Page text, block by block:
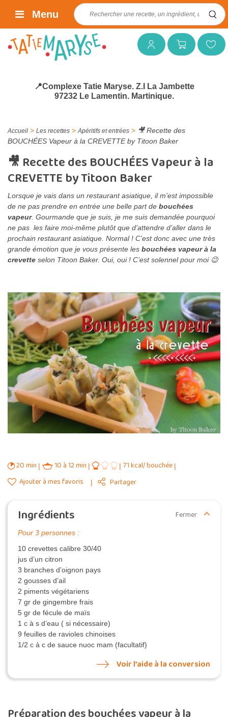
Mon compteMon panierMes favoris
Rechercher :
Menu
📍Complexe Tatie Maryse. Z.I La Jambette
97232 Le Lamentin. Martinique.
Accueil > Les recettes > Apéritifs et entrées > 🎥 Recette des
BOUCHÉES Vapeur à la CREVETTE by Titoon Baker
🎥 Recette des BOUCHÉES Vapeur à la
CREVETTE by Titoon Baker
Lorsque je vais dans un restaurant asiatique, il m’est impossible
de ne pas prendre en entrée une belle part de bouchées
vapeur. Gourmande que je suis, je me suis demandée pourquoi
ne pas les faire moi-même plutôt que d’attendre d’aller dans le
prochain restaurant asiatique. Normal ! C’est donc avec une très
grande émotion que je vous présente les bouchées vapeur à la
crevette selon Titoon Baker. Oui, oui ! C’est solennel pour moi 😉
20 min 10 à 12 min
71 kcal/ bouchée
Ajouter à mes favoris
Partager
Ingrédients Fermer
Pour 3 personnes :
10 crevettes calibre 30/40
jus d’un citron
3 branches d’oignon pays
2 gousses d’ail
2 piments végétariens
7 gr de gingembre frais
5 gr de fécule de maïs
1 c à s d’eau ( si nécessaire)
9 feuilles de ravioles chinoises
1/2 c à c de sauce nuoc mam (facultatif)
Voir l’aide à la conversion